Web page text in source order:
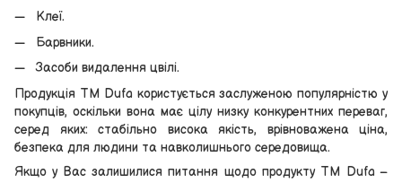
Клеї.
Барвники.
Засоби видалення цвілі.
Продукція ТМ Dufa користується заслуженою популярністю у
покупців, оскільки вона має цілу низку конкурентних переваг,
серед яких: стабільно висока якість, врівноважена ціна,
безпека для людини та навколишнього середовища.
Якщо у Вас залишилися питання щодо продукту ТМ Dufa –